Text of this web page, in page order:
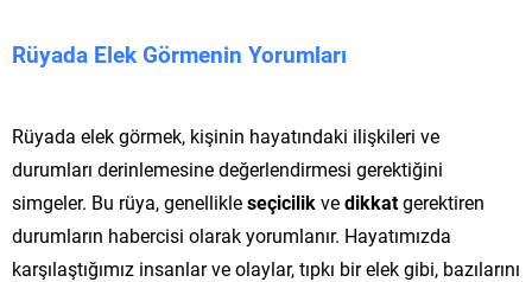
Rüyada Elek Görmenin Yorumları
Rüyada elek görmek, kişinin hayatındaki ilişkileri ve
durumları derinlemesine değerlendirmesi gerektiğini
simgeler. Bu rüya, genellikleseçicilikvedikkatgerektiren
durumların habercisi olarak yorumlanır. Hayatımızda
karşılaştığımız insanlar ve olaylar, tıpkı bir elek gibi, bazılarını